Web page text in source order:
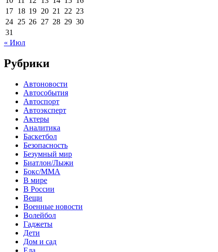
17 18 19 20 21 22 23
24 25 26 27 28 29 30
31
« Июл
Рубрики
Автоновости
Автособытия
Автоспорт
Автоэксперт
Актеры
Аналитика
Баскетбол
Безопасность
Безумный мир
Биатлон/Лыжи
Бокс/MMA
В мире
В России
Вещи
Военные новости
Волейбол
Гаджеты
Дети
Дом и сад
Еда